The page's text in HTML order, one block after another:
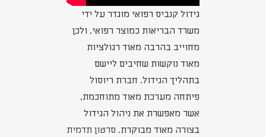
גידול קנביס רפואי מוגדר על ידי
משרד הבריאות כמוצר רפואי, ולכן
מחוייב בהרבה מאוד רגולציות
מאוד נוקשות שחיבים ליישם
בתהליך הגידול. חברת ריוסול
פיתחה מערכת מאוד מתוחכמת,
אשר מאפשרת את ניהול הגידול
בצורה מאוד מבוקרת. סרטון תדמית